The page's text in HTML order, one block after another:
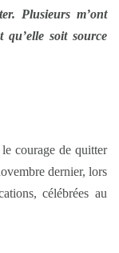
Plusieurs m’ont
qu’elle soit source
courage de quitter
dernier, lors
célébrées au